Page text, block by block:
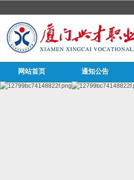
网站首页 通知公告